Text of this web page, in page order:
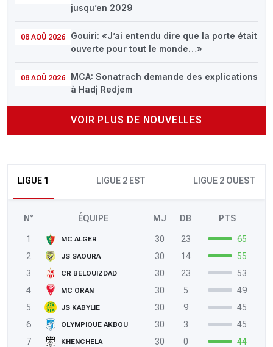
jusqu’en 2029
08 AOÛ 2026
Gouiri: «J’ai entendu dire que la porte était
ouverte pour tout le monde…»
08 AOÛ 2026
MCA: Sonatrach demande des explications
à Hadj Redjem
VOIR PLUS DE NOUVELLES
LIGUE 1 LIGUE 2 EST LIGUE 2 OUEST
N° ÉQUIPE MJ DB PTS
1 MC ALGER 30 23
65
2
JS SAOURA 30 14
55
3
CR BELOUIZDAD 30 23
53
4
MC ORAN 30 5
49
5
JS KABYLIE 30 9
45
6
OLYMPIQUE AKBOU 30 3
45
7
KHENCHELA 30 0
44